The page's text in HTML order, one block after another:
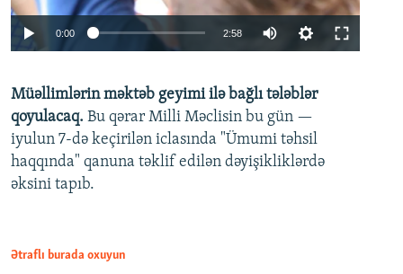
0:00 2:58
360p
480p
720p
Müəllimlərin məktəb geyimi ilə bağlı tələblər
qoyulacaq. Bu qərar Milli Məclisin bu gün —
iyulun 7-də keçirilən iclasında "Ümumi təhsil
haqqında" qanuna təklif edilən dəyişikliklərdə
əksini tapıb.
Ətraflı burada oxuyun